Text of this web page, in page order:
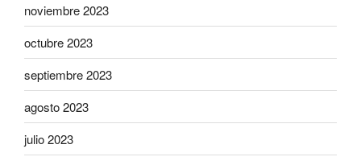
noviembre 2023
octubre 2023
septiembre 2023
agosto 2023
julio 2023